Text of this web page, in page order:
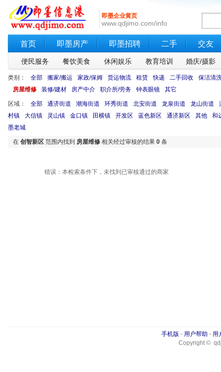
即墨企业黄页
www.qdjimo.com/info
首页 即墨房产 即墨招聘 二手 交友
便民服务 餐饮美食 休闲娱乐 教育培训 婚庆/摄影
类别： 全部 搬家/搬运 家政/保姆 货运物流 租赁 快递 二手回收
保洁清
房屋维修
装修/建材 房产中介 职介所/劳务 钟表眼镜 其它
区域： 全部 通济街道 潮海街道 环秀街道 北安街道 龙泉街道 龙山街道
村镇
大信镇 灵山镇 金口镇 田横镇 开发区 蓝色新区 通济新区 其他
和
墨老城
在 创智新区 范围内找到 房屋维修 相关经过审核的结果 0 条
错误：本检索条件下，未找到已审核通过的商家
手机版 - 用户帮助 - 用
Copyright ©